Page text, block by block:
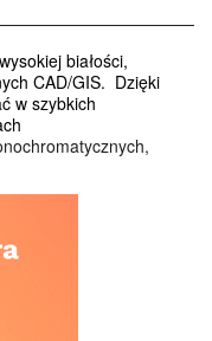
białości,
CAD/GIS. Dzięki
w szybkich